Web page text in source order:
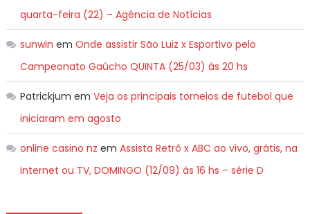
quarta-feira (22) – Agência de Notícias
sunwin em Onde assistir São Luiz x Esportivo pelo
Campeonato Gaúcho QUINTA (25/03) às 20 hs
Patrickjum em Veja os principais torneios de futebol que
iniciaram em agosto
online casino nz em Assista Retrô x ABC ao vivo, grátis, na
internet ou TV, DOMINGO (12/09) às 16 hs – série D